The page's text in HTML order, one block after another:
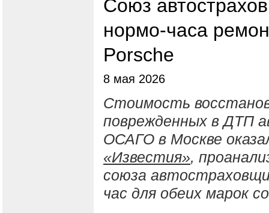
Союз
нормо-часа
Porsche
8 мая 2026
Стоимость
поврежденных в ДТП
ОСАГО в Москве
«Известия»,
союза
час для обеих марок